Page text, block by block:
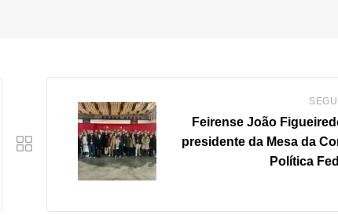
Feirense João
presidente da Mesa da
Política